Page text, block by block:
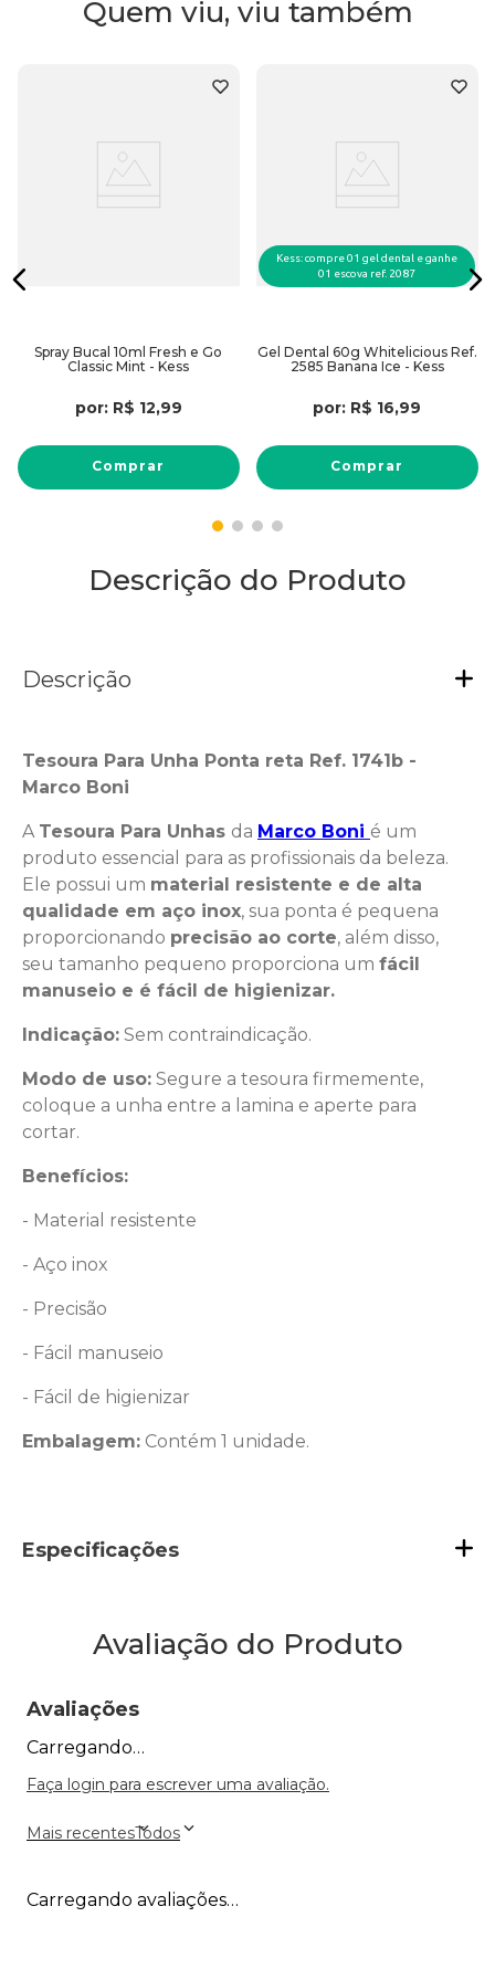
Quem viu, viu também
Spray Bucal 10ml Fresh e Go
Classic Mint - Kess
por: R$ 12,99
Comprar
Kess: compre 01 gel dental e ganhe
01 escova ref. 2087
Gel Dental 60g Whitelicious Ref.
2585 Banana Ice - Kess
por: R$ 16,99
Comprar
Descrição do Produto
Descrição
Tesoura Para Unha Ponta reta Ref. 1741b -
Marco Boni
A Tesoura Para Unhas da Marco Boni é um
produto essencial para as profissionais da beleza.
Ele possui um material resistente e de alta
qualidade em aço inox, sua ponta é pequena
proporcionando precisão ao corte, além disso,
seu tamanho pequeno proporciona um fácil
manuseio e é fácil de higienizar.
Indicação: Sem contraindicação.
Modo de uso: Segure a tesoura firmemente,
coloque a unha entre a lamina e aperte para
cortar.
Benefícios:
- Material resistente
- Aço inox
- Precisão
- Fácil manuseio
- Fácil de higienizar
Embalagem: Contém 1 unidade.
Especificações
Avaliação do Produto
Avaliações
Carregando…
Faça login para escrever uma avaliação.
Mais recentesTodos
Carregando avaliações…